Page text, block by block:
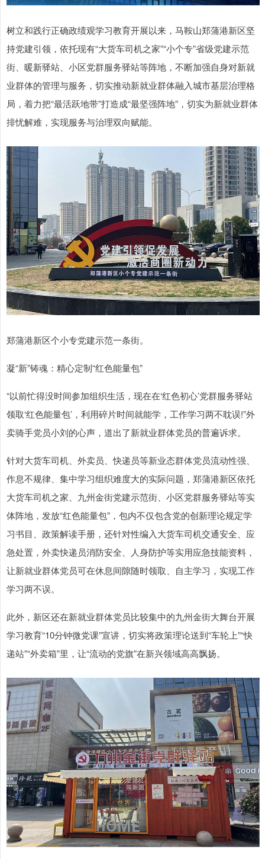
树立和践行正确政绩观学习教育开展以来，马鞍山郑蒲港新区坚
持党建引领，依托现有“大货车司机之家”“小个专”省级党建示范
街、暖新驿站、小区党群服务驿站等阵地，不断加强自身对新就
业群体的管理与服务，切实推动新就业群体融入城市基层治理格
局，着力把“最活跃地带”打造成“最坚强阵地”，切实为新就业群体
排忧解难，实现服务与治理双向赋能。
郑蒲港新区个小专党建示范一条街。
凝“新”铸魂：精心定制“红色能量包”
“以前忙得没时间参加组织生活，现在在‘红色初心’党群服务驿站
领取‘红色能量包’，利用碎片时间就能学，工作学习两不耽误!”外
卖骑手党员小刘的心声，道出了新就业群体党员的普遍诉求。
针对大货车司机、外卖员、快递员等新业态群体党员流动性强、
作息不规律、集中学习组织难度大的实际问题，郑蒲港新区依托
大货车司机之家、九州金街党建示范街、小区党群服务驿站等实
体阵地，发放“红色能量包”，包内不仅包含党的创新理论规定学
习书目、政策解读手册，还针对性编入大货车司机交通安全、应
急处置，外卖快递员消防安全、人身防护等实用应急技能资料，
让新就业群体党员可在休息间隙随时领取、自主学习，实现工作
学习两不误。
此外，新区还在新就业群体党员比较集中的九州金街大舞台开展
学习教育“10分钟微党课”宣讲，切实将政策理论送到“车轮上”“快
递站”“外卖箱”里，让“流动的党旗”在新兴领域高高飘扬。